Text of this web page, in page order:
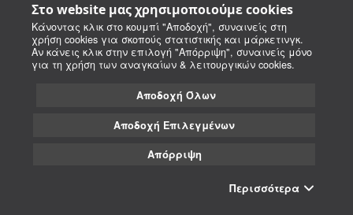
Στο website μας χρησιμοποιούμε cookies
Κάνοντας κλικ στο κουμπί "Αποδοχή", συναινείς στη
χρήση cookies για σκοπούς στατιστικής και μάρκετινγκ.
Αν κάνεις κλικ στην επιλογή "Απόρριψη", συναινείς μόνο
για τη χρήση των αναγκαίων & λειτουργικών cookies.
Αποδοχή Όλων
Αποδοχή Επιλεγμένων
Απόρριψη
Περισσότερα